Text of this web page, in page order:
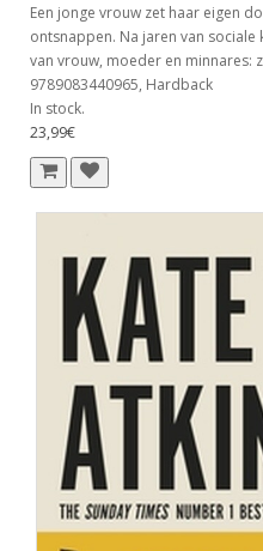
Een jonge vrouw zet haar eigen
ontsnappen. Na jaren van
van vrouw, moeder en minnares:
9789083440965, Hardback
In stock.
23,99€